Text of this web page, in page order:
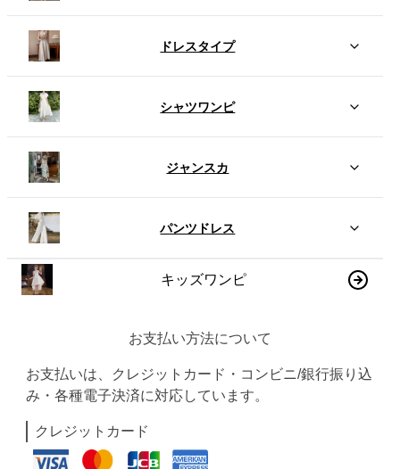
ドレスタイプ
シャツワンピ
ジャンスカ
パンツドレス
キッズワンピ
お支払い方法について
お支払いは、クレジットカード・コンビニ/銀行振り込
み・各種電子決済に対応しています。
クレジットカード